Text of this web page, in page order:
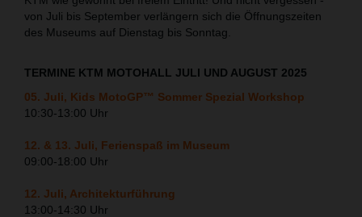
von Juli bis September verlängern sich die Öffnungszeiten
des Museums auf Dienstag bis Sonntag.
TERMINE KTM MOTOHALL JULI UND AUGUST 2025
05. Juli, Kids MotoGP™ Sommer Spezial Workshop
10:30-13:00 Uhr
12. & 13. Juli, Ferienspaß im Museum
09:00-18:00 Uhr
12. Juli, Architekturführung
13:00-14:30 Uhr